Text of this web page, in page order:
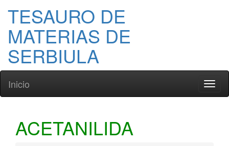
TESAURO DE
MATERIAS DE
SERBIULA
Inicio
ACETANILIDA